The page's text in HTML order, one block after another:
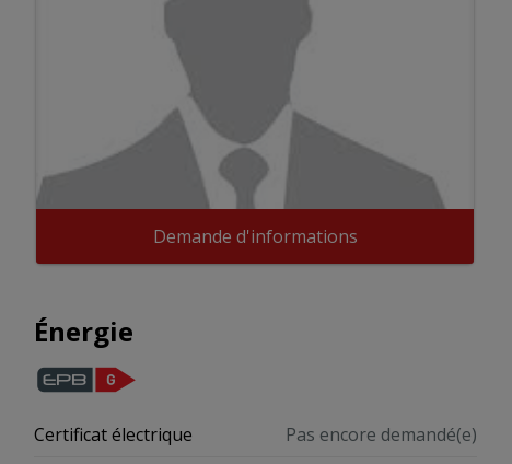
Demande d'informations
Énergie
Certificat électrique
Pas encore demandé(e)